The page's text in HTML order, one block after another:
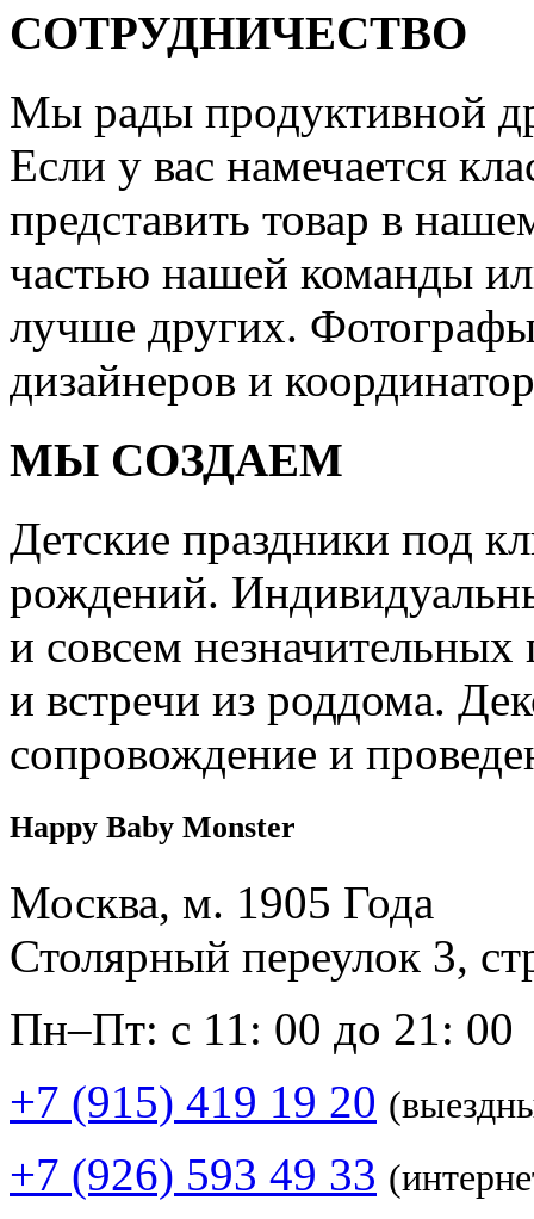
СОТРУДНИЧЕСТВО
Мы рады продуктивной
Если у вас намечается
представить товар в
частью нашей команды
лучше других.
дизайнеров и
МЫ СОЗДАЕМ
Детские праздники под
рождений.
и совсем
и встречи из роддома.
сопровождение и
Happy Baby Monster
Москва, м. 1905 Года
Столярный переулок 3,
Пн–Пт: с 11: 00 до 21: 00
+7 (915) 419 19 20
+7 (926) 593 49 33